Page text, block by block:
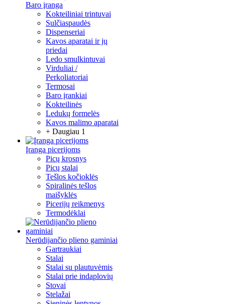
Baro įranga
Kokteiliniai trintuvai
Sulčiaspaudės
Dispenseriai
Kavos aparatai ir jų
priedai
Ledo smulkintuvai
Virduliai /
Perkoliatoriai
Termosai
Baro įrankiai
Kokteilinės
Ledukų formelės
Kavos malimo aparatai
+ Daugiau 1
Įranga picerijoms
Picų krosnys
Picų stalai
Tešlos kočioklės
Spiralinės tešlos
maišyklės
Picerijų reikmenys
Termodėklai
Nerūdijančio plieno gaminiai
Gartraukiai
Stalai
Stalai su plautuvėmis
Stalai prie indaplovių
Stovai
Stelažai